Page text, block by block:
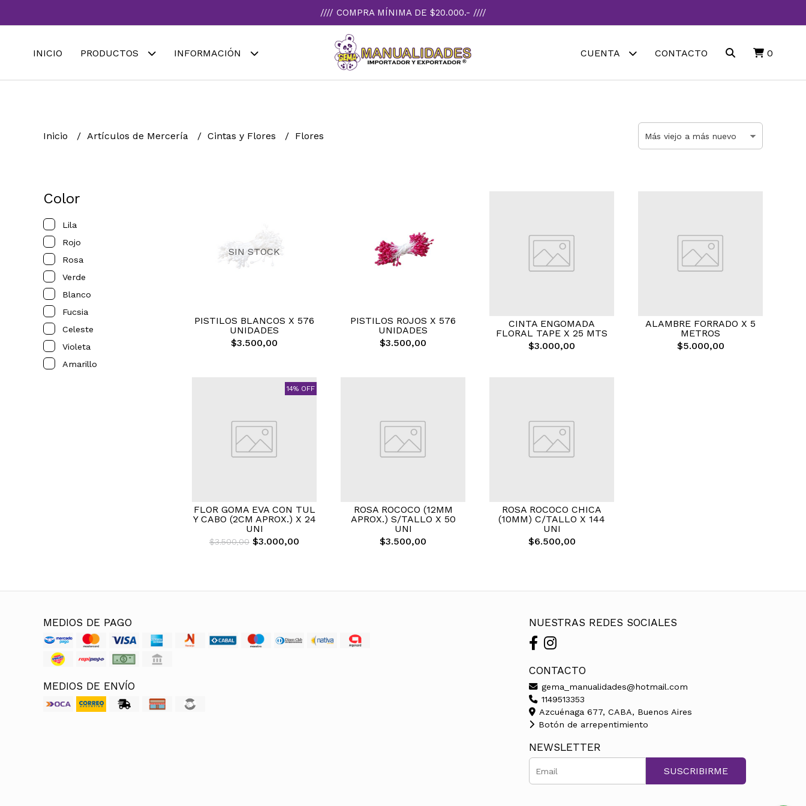
//// COMPRA MÍNIMA DE $20.000.- ////
INICIO PRODUCTOS INFORMACIÓN CUENTA CONTACTO 0
Inicio Artículos de Mercería Cintas y Flores Flores
Color
Lila
Rojo
Rosa
Verde
Blanco
Fucsia
Celeste
Violeta
Amarillo
SIN STOCK
PISTILOS BLANCOS X 576
UNIDADES
$3.500,00
PISTILOS ROJOS X 576
UNIDADES
$3.500,00
CINTA ENGOMADA
FLORAL TAPE X 25 MTS
$3.000,00
ALAMBRE FORRADO X 5
METROS
$5.000,00
14% OFF
FLOR GOMA EVA CON TUL
Y CABO (2CM APROX.) X 24
UNI
$3.500,00 $3.000,00
ROSA ROCOCO (12MM
APROX.) S/TALLO X 50
UNI
$3.500,00
ROSA ROCOCO CHICA
(10MM) C/TALLO X 144
UNI
$6.500,00
MEDIOS DE PAGO
MEDIOS DE ENVÍO
NUESTRAS REDES SOCIALES
CONTACTO
gema_manualidades@hotmail.com
1149513353
Azcuénaga 677, CABA, Buenos Aires
Botón de arrepentimiento
NEWSLETTER
SUSCRIBIRME